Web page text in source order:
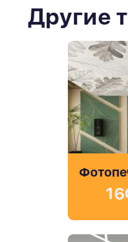
Другие